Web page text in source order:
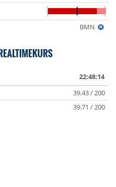
BMN
22:48:14
39.43 / 200
39.71 / 200